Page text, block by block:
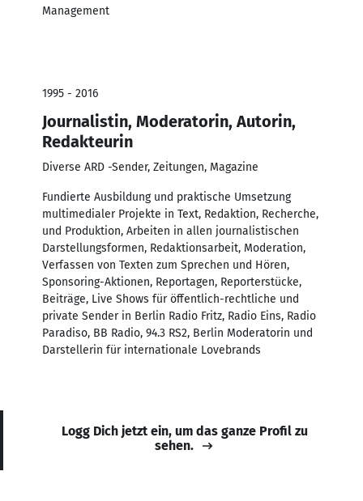
Management
1995 - 2016
Journalistin, Moderatorin, Autorin,
Redakteurin
Diverse ARD -Sender, Zeitungen, Magazine
Fundierte Ausbildung und praktische Umsetzung
multimedialer Projekte in Text, Redaktion, Recherche,
und Produktion, Arbeiten in allen journalistischen
Darstellungsformen, Redaktionsarbeit, Moderation,
Verfassen von Texten zum Sprechen und Hören,
Sponsoring-Aktionen, Reportagen, Reporterstücke,
Beiträge, Live Shows für öffentlich-rechtliche und
private Sender in Berlin Radio Fritz, Radio Eins, Radio
Paradiso, BB Radio, 94.3 RS2, Berlin Moderatorin und
Darstellerin für internationale Lovebrands
Logg Dich jetzt ein, um das ganze Profil zu
sehen.